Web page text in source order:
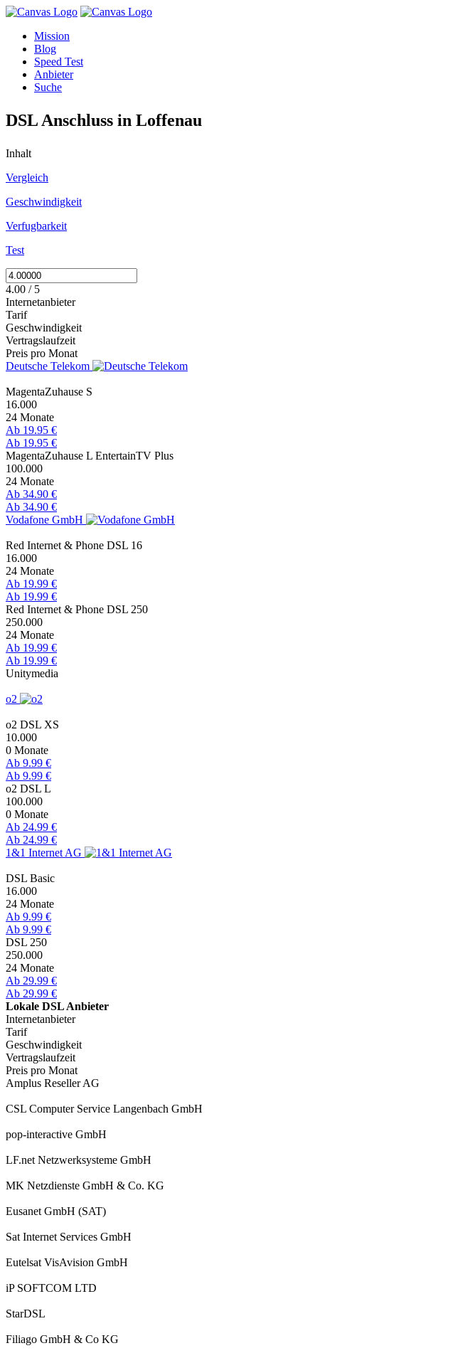
Mission
Blog
Speed Test
Anbieter
Suche
DSL Anschluss in Loffenau
Inhalt
Vergleich
Geschwindigkeit
Verfugbarkeit
Test
4.00 / 5
Internetanbieter
Tarif
Geschwindigkeit
Vertragslaufzeit
Preis pro Monat
Deutsche Telekom
MagentaZuhause S
16.000
24 Monate
Ab 19.95 €
Ab 19.95 €
MagentaZuhause L EntertainTV Plus
100.000
24 Monate
Ab 34.90 €
Ab 34.90 €
Vodafone GmbH
Red Internet & Phone DSL 16
16.000
24 Monate
Ab 19.99 €
Ab 19.99 €
Red Internet & Phone DSL 250
250.000
24 Monate
Ab 19.99 €
Ab 19.99 €
Unitymedia
o2
o2 DSL XS
10.000
0 Monate
Ab 9.99 €
Ab 9.99 €
o2 DSL L
100.000
0 Monate
Ab 24.99 €
Ab 24.99 €
1&1 Internet AG
DSL Basic
16.000
24 Monate
Ab 9.99 €
Ab 9.99 €
DSL 250
250.000
24 Monate
Ab 29.99 €
Ab 29.99 €
Lokale DSL Anbieter
Internetanbieter
Tarif
Geschwindigkeit
Vertragslaufzeit
Preis pro Monat
Amplus Reseller AG
CSL Computer Service Langenbach GmbH
pop-interactive GmbH
LF.net Netzwerksysteme GmbH
MK Netzdienste GmbH & Co. KG
Eusanet GmbH (SAT)
Sat Internet Services GmbH
Eutelsat VisAvision GmbH
iP SOFTCOM LTD
StarDSL
Filiago GmbH & Co KG